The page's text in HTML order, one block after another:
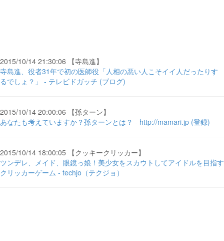
2015/10/14 21:30:06 【寺島進】
寺島進、役者31年で初の医師役「人相の悪い人こそイイ人だったりす
るでしょ？」 - テレビドガッチ (ブログ)
2015/10/14 20:00:06 【孫ターン】
あなたも考えていますか？孫ターンとは？ - http://mamari.jp (登録)
2015/10/14 18:00:05 【クッキークリッカー】
ツンデレ、メイド、眼鏡っ娘！美少女をスカウトしてアイドルを目指す
クリッカーゲーム - techjo（テクジョ）